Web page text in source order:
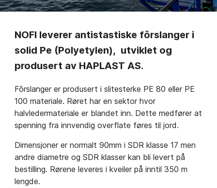
NOFI leverer antistastiske fôrslanger i
solid Pe (Polyetylen), utviklet og
produsert av HAPLAST AS.
Fôrslanger er produsert i slitesterke PE 80 eller PE
100 materiale. Røret har en sektor hvor
halvledermateriale er blandet inn. Dette medfører at
spenning fra innvendig overflate føres til jord.
Dimensjoner er normalt 90mm i SDR klasse 17 men
andre diametre og SDR klasser kan bli levert på
bestilling. Rørene leveres i kveiler på inntil 350 m
lengde.